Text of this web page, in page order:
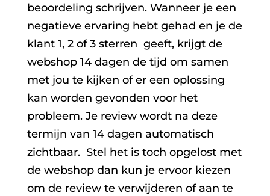
beoordeling schrijven. Wanneer je een
negatieve ervaring hebt gehad en je de
klant 1, 2 of 3 sterren geeft, krijgt de
webshop 14 dagen de tijd om samen
met jou te kijken of er een oplossing
kan worden gevonden voor het
probleem. Je review wordt na deze
termijn van 14 dagen automatisch
zichtbaar. Stel het is toch opgelost met
de webshop dan kun je ervoor kiezen
om de review te verwijderen of aan te